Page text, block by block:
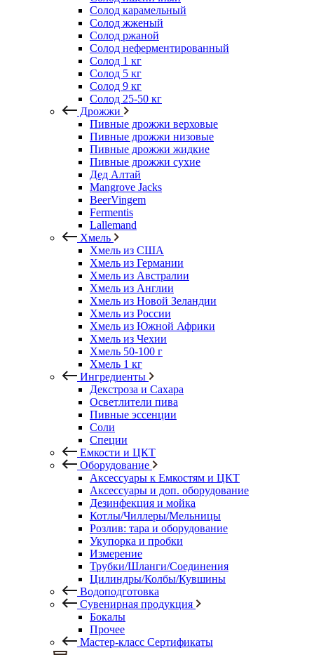
Солод карамельный
Солод жженый
Солод ржаной
Солод неферментированный
Солод 1 кг
Солод 5 кг
Солод 9 кг
Солод 25-50 кг
Дрожжи
Пивные дрожжи верховые
Пивные дрожжи низовые
Пивные дрожжи жидкие
Пивные дрожжи сухие
Дед Алтай
Mangrove Jacks
BeerVingem
Fermentis
Lallemand
Хмель
Хмель из США
Хмель из Германии
Хмель из Австралии
Хмель из Англии
Хмель из Новой Зеландии
Хмель из России
Хмель из Южной Африки
Хмель из Чехии
Хмель 50-100 г
Хмель 1 кг
Ингредиенты
Декстроза и Сахара
Осветлители пива
Пивные эссенции
Соли
Специи
Емкости и ЦКТ
Оборудование
Аксессуары к Емкостям и ЦКТ
Аксессуары и доп. оборудование
Дезинфекция и мойка
Котлы/Чиллеры/Мельницы
Розлив: тара и оборудование
Укупорка и пробки
Измерение
Трубки/Шланги/Соединения
Цилиндры/Колбы/Кувшины
Водоподготовка
Сувенирная продукция
Бокалы
Прочее
Мастер-класс Сертификаты